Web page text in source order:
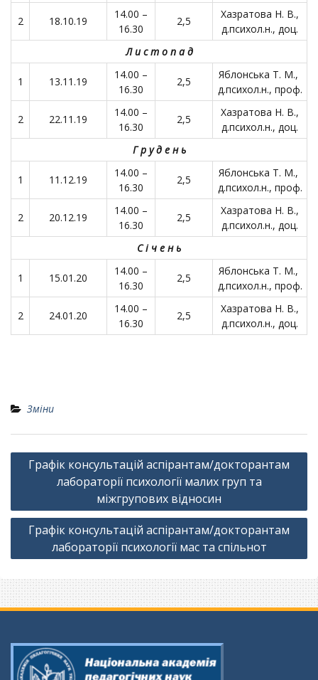
2 18.10.19
14.00 –
16.30
2,5
Хазратова Н. В.,
д.психол.н., доц.
Л и с т о п а д
1 13.11.19
14.00 –
16.30
2,5
Яблонська Т. М.,
д.психол.н., проф.
2 22.11.19
14.00 –
16.30
2,5
Хазратова Н. В.,
д.психол.н., доц.
Г р у д е н ь
1 11.12.19
14.00 –
16.30
2,5
Яблонська Т. М.,
д.психол.н., проф.
2 20.12.19
14.00 –
16.30
2,5
Хазратова Н. В.,
д.психол.н., доц.
С і ч е н ь
1 15.01.20
14.00 –
16.30
2,5
Яблонська Т. М.,
д.психол.н., проф.
2 24.01.20
14.00 –
16.30
2,5
Хазратова Н. В.,
д.психол.н., доц.
Зміни
Навігація
записів
Графік консультацій аспірантам/докторантам
лабораторії психології малих груп та
міжгрупових відносин
Графік консультацій аспірантам/докторантам
лабораторії психології мас та спільнот